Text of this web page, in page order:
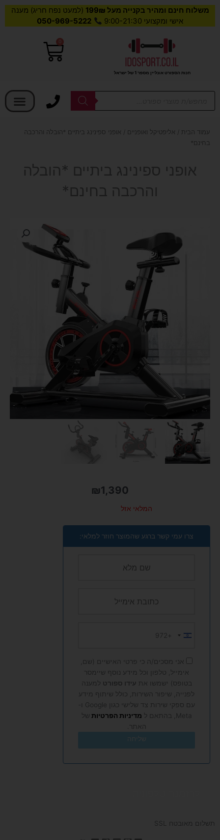
משלוח חינם ומהיר בקנייה מעל 199₪
(למעט נפח חריג) מענה
אישי ומקצועי 9:00-21:30
050-969-5222
חנות הספורט אונליין מספר 1 של ישראל
0
עגלת
Products
עמוד הבית / אליפטיקל ואופניים / אופני ספינינג ביתיים *הובלה והרכבה
בחינם*
אופני ספינינג ביתיים *הובלה
והרכבה בחינם*
₪1,390
המלאי אזל
צרו עמי קשר ברגע שהמוצר חוזר למלאי:
Israel
+972
אני מסכים/ה כי פרטי האישיים (שם,
אימייל, טלפון וכל מידע נוסף שיימסר
בטופס) ישמשו את עידו ספורט למענה
לפנייה, שיפור השירות, כולל שיתוף מידע
Meta, בהתאם ל
מדיניות הפרטיות של
האתר.
שליחה
תשלום מאובטח SSL